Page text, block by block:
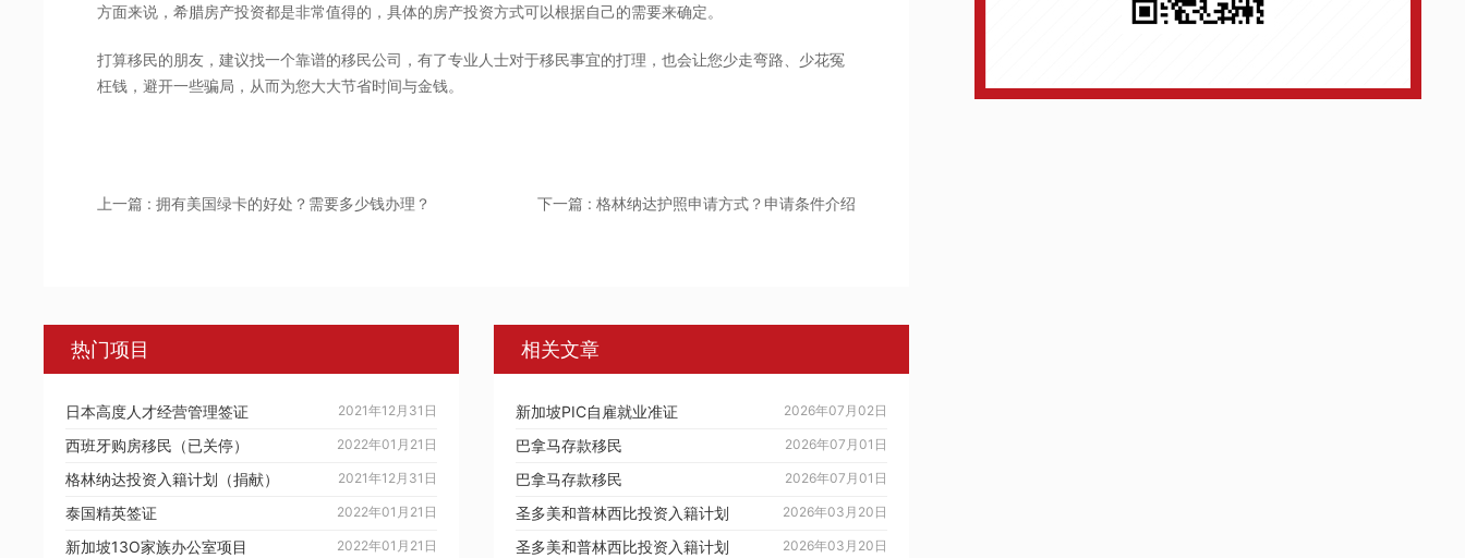
方面来说，希腊房产投资都是非常值得的，具体的房产投资方式可以根据自己的需要来确定。
打算移民的朋友，建议找一个靠谱的移民公司，有了专业人士对于移民事宜的打理，也会让您少走弯路、少花冤
枉钱，避开一些骗局，从而为您大大节省时间与金钱。
上一篇 : 拥有美国绿卡的好处？需要多少钱办理？ 下一篇 : 格林纳达护照申请方式？申请条件介绍
热门项目
2021年12月31日
日本高度人才经营管理签证
2022年01月21日
西班牙购房移民（已关停）
2021年12月31日
格林纳达投资入籍计划（捐献）
2022年01月21日
泰国精英签证
2022年01月21日
新加坡13O家族办公室项目
相关文章
2026年07月02日
新加坡PIC自雇就业准证
2026年07月01日
巴拿马存款移民
2026年07月01日
巴拿马存款移民
2026年03月20日
圣多美和普林西比投资入籍计划
2026年03月20日
圣多美和普林西比投资入籍计划